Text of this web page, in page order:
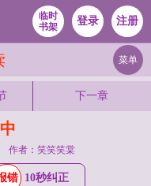
临时
书架
登录 注册
菜单
下一章
作者：笑笑笑棠
错 10秒纠正